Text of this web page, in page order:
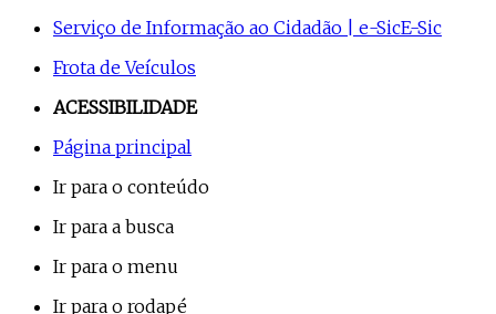
Serviço de Informação ao Cidadão | e-SicE-Sic
Frota de Veículos
ACESSIBILIDADE
Página principal
Ir para o conteúdo
Ir para a busca
Ir para o menu
Ir para o rodapé